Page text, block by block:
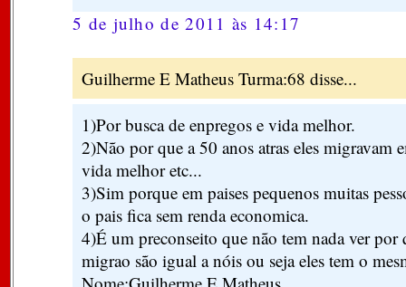
5 de julho de 2011 às 14:17
Guilherme E Matheus Turma:68 disse...
1)Por busca de enpregos e vida melhor.
2)Não por que a 50 anos atras eles migravam
vida melhor etc...
3)Sim porque em paises pequenos muitas
o pais fica sem renda economica.
4)É um preconseito que não tem nada ver por
migrao são igual a nóis ou seja eles tem o